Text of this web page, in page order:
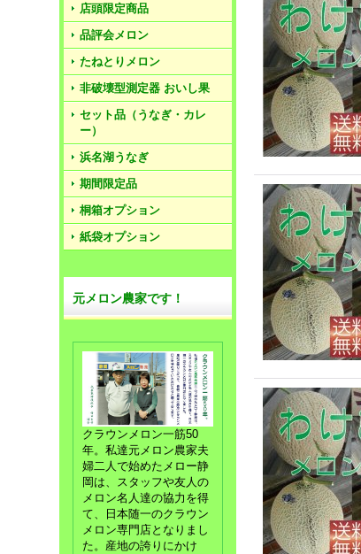
店頭限定商品
品評会メロン
たねとりメロン
非破壊型測定器 おいし果
セット品（うなぎ・カレ
ー）
浜名湖うなぎ
期間限定品
桐箱オプション
紙袋オプション
元メロン農家です！
クラウンメロン一筋50
年。私達元メロン農家夫
婦二人で始めたメロー静
岡は、スタッフや友人の
メロン名人達の協力を得
て、日本随一のクラウン
メロン専門店となりまし
た。産地の誇りにかけ